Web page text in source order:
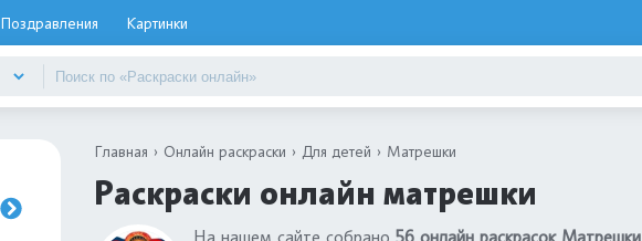
Поздравления Картинки
Главная Онлайн раскраски Для детей Матрешки
Раскраски онлайн матрешки